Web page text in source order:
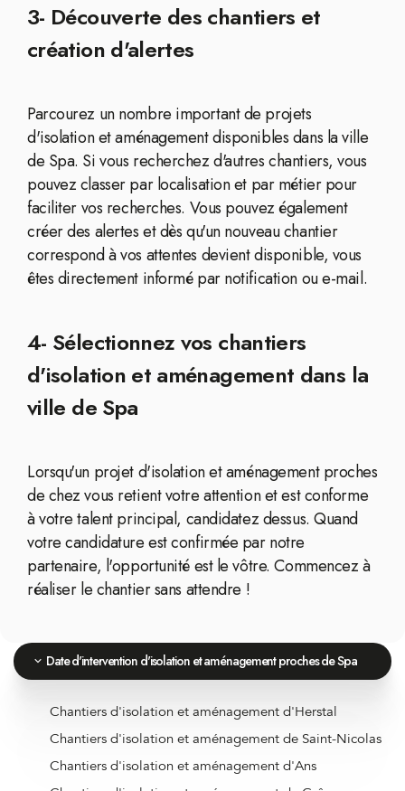
3- Découverte des chantiers et
création d'alertes
Parcourez un nombre important de projets
d'isolation et aménagement disponibles dans la ville
de Spa. Si vous recherchez d'autres chantiers, vous
pouvez classer par localisation et par métier pour
faciliter vos recherches. Vous pouvez également
créer des alertes et dès qu'un nouveau chantier
correspond à vos attentes devient disponible, vous
êtes directement informé par notification ou e-mail.
4- Sélectionnez vos chantiers
d'isolation et aménagement dans la
ville de Spa
Lorsqu'un projet d'isolation et aménagement proches
de chez vous retient votre attention et est conforme
à votre talent principal, candidatez dessus. Quand
votre candidature est confirmée par notre
partenaire, l'opportunité est le vôtre. Commencez à
réaliser le chantier sans attendre !
Date d'intervention d'isolation et aménagement proches de Spa
Chantiers d'isolation et aménagement d'Herstal
Chantiers d'isolation et aménagement de Saint-Nicolas
Chantiers d'isolation et aménagement d'Ans